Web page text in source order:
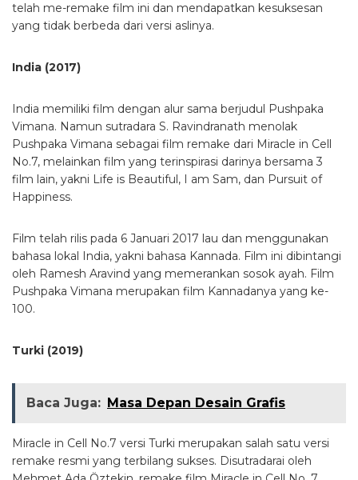
telah me-remake film ini dan mendapatkan kesuksesan
yang tidak berbeda dari versi aslinya.
India (2017)
India memiliki film dengan alur sama berjudul Pushpaka
Vimana. Namun sutradara S. Ravindranath menolak
Pushpaka Vimana sebagai film remake dari Miracle in Cell
No.7, melainkan film yang terinspirasi darinya bersama 3
film lain, yakni Life is Beautiful, I am Sam, dan Pursuit of
Happiness.
Film telah rilis pada 6 Januari 2017 lau dan menggunakan
bahasa lokal India, yakni bahasa Kannada. Film ini dibintangi
oleh Ramesh Aravind yang memerankan sosok ayah. Film
Pushpaka Vimana merupakan film Kannadanya yang ke-
100.
Turki (2019)
Baca Juga: Masa Depan Desain Grafis
Miracle in Cell No.7 versi Turki merupakan salah satu versi
remake resmi yang terbilang sukses. Disutradarai oleh